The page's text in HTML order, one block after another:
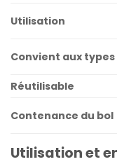
Utilisation
Convient aux types
Réutilisable
Contenance du bol
Utilisation et